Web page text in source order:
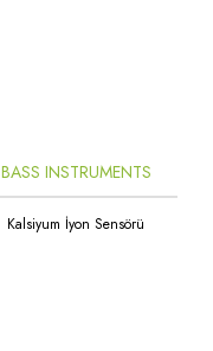
BASS INSTRUMENTS
Kalsiyum İyon Sensörü